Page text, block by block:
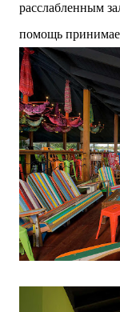
расслабленным
помощь